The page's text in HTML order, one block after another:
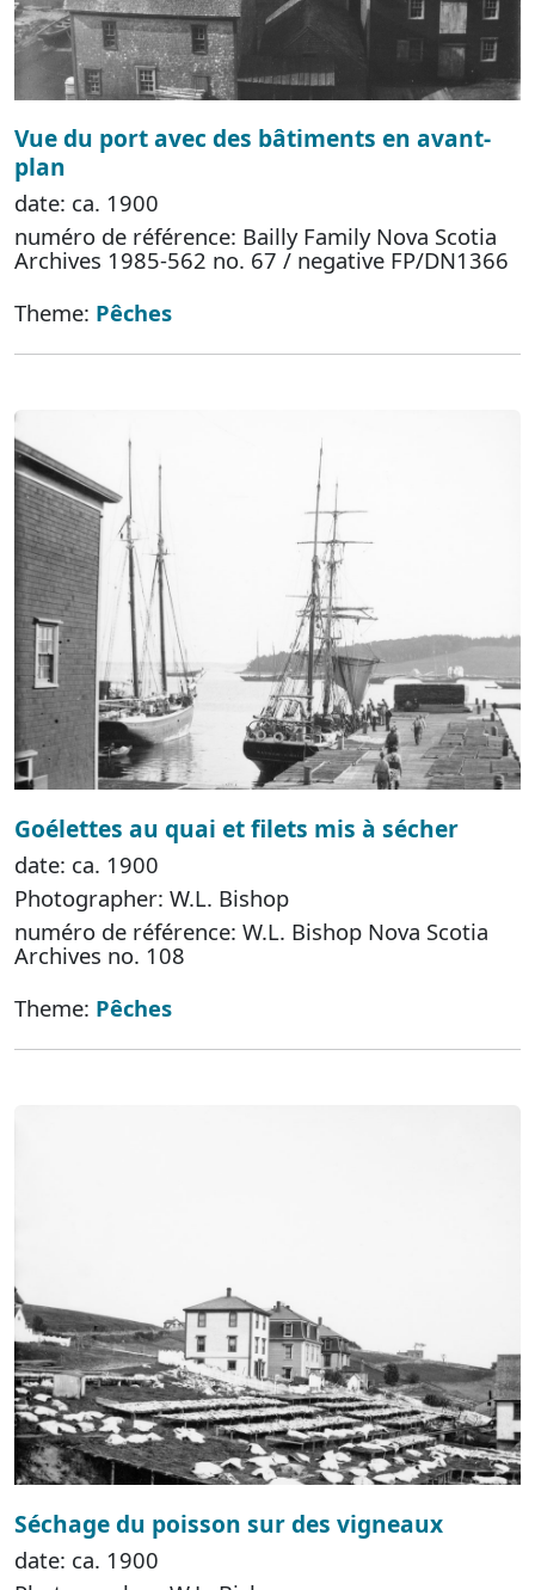
Vue du port avec des bâtiments en avant-
plan
date: ca. 1900
numéro de référence: Bailly Family Nova Scotia
Archives 1985-562 no. 67 / negative FP/DN1366
Theme: Pêches
Goélettes au quai et filets mis à sécher
date: ca. 1900
Photographer: W.L. Bishop
numéro de référence: W.L. Bishop Nova Scotia
Archives no. 108
Theme: Pêches
Séchage du poisson sur des vigneaux
date: ca. 1900